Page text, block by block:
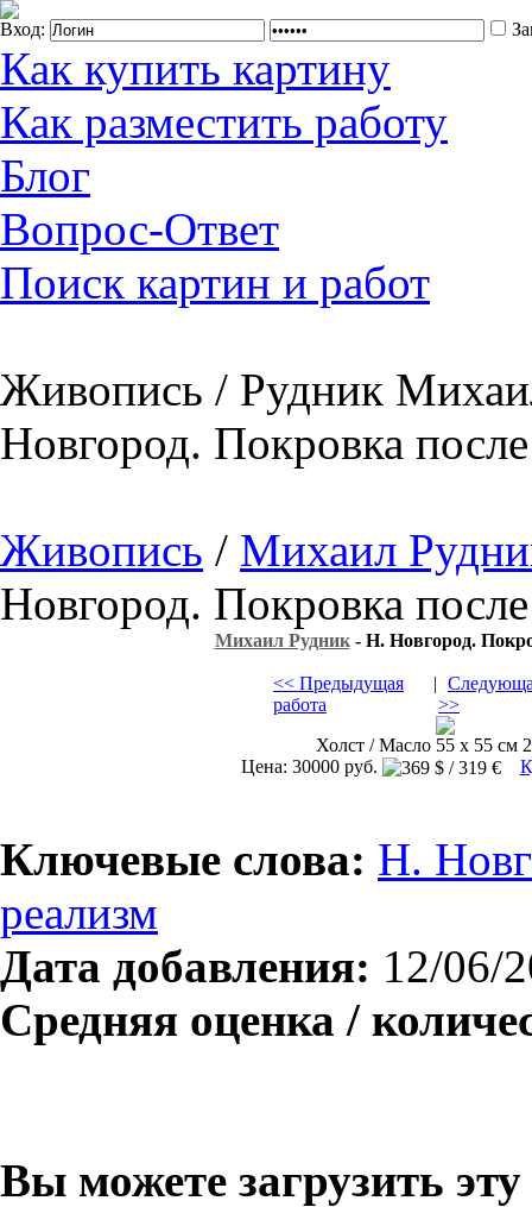
Вход:
Как купить картину
Как разместить работу
Блог
Вопрос-Ответ
Поиск картин и работ
Живопись / Рудник
Новгород. Покровка
Живопись / Михаил
Новгород. Покровка
Михаил Рудник- Н. Новгород.
<< Предыдущая
работа
|
>>
Холст / Масло 55 х 55 см
Цена: 30000 руб.
Ключевые слова: Н.
реализм
Дата добавления: 12/06/
Средняя оценка /
Вы можете загрузить